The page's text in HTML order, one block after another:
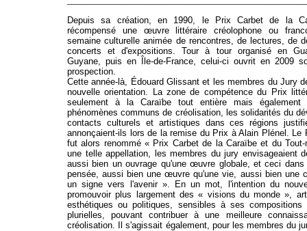
Depuis sa création, en 1990, le Prix Carbet de la
récompensé une œuvre littéraire créolophone ou
semaine culturelle animée de rencontres, de lectures, de
concerts et d'expositions. Tour à tour organisé en
Guyane, puis en Île-de-France, celui-ci ouvrit en 2009
prospection.
Cette année-là, Édouard Glissant et les membres du Jury
nouvelle orientation. La zone de compétence du Prix
seulement à la Caraïbe tout entière mais
phénomènes communs de créolisation, les solidarités du
contacts culturels et artistiques dans ces régions
annonçaient-ils lors de la remise du Prix à Alain Plénel. Le
fut alors renommé « Prix Carbet de la Caraïbe et du
une telle appellation, les membres du jury envisageaient
aussi bien un ouvrage qu'une œuvre globale, et ceci
pensée, aussi bien une œuvre qu'une vie, aussi bien une
un signe vers l'avenir ». En un mot, l'intention du
promouvoir plus largement des « visions du monde »,
esthétiques ou politiques, sensibles à ses
plurielles, pouvant contribuer à une meilleure
créolisation. Il s'agissait également, pour les membres du